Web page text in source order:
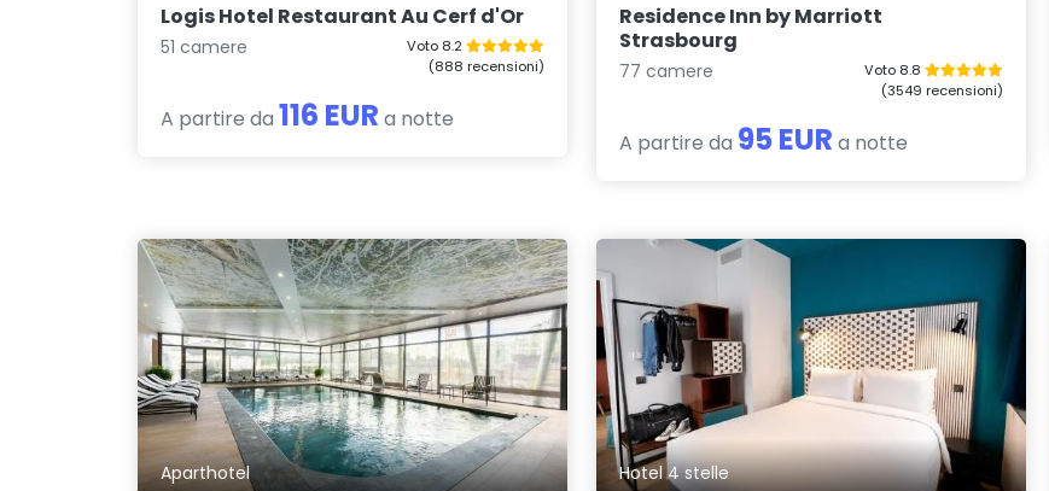
Logis Hotel Restaurant Au Cerf d'Or
51 camere
Voto 8.2
(888 recensioni)
A partire da 116 EUR a notte
Residence Inn by Marriott
Strasbourg
77 camere
Voto 8.8
(3549 recensioni)
A partire da 95 EUR a notte
Aparthotel Hotel 4 stelle